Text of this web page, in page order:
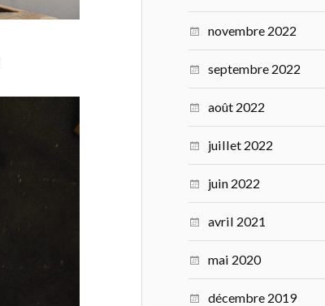
novembre 2022
septembre 2022
août 2022
juillet 2022
juin 2022
avril 2021
mai 2020
décembre 2019